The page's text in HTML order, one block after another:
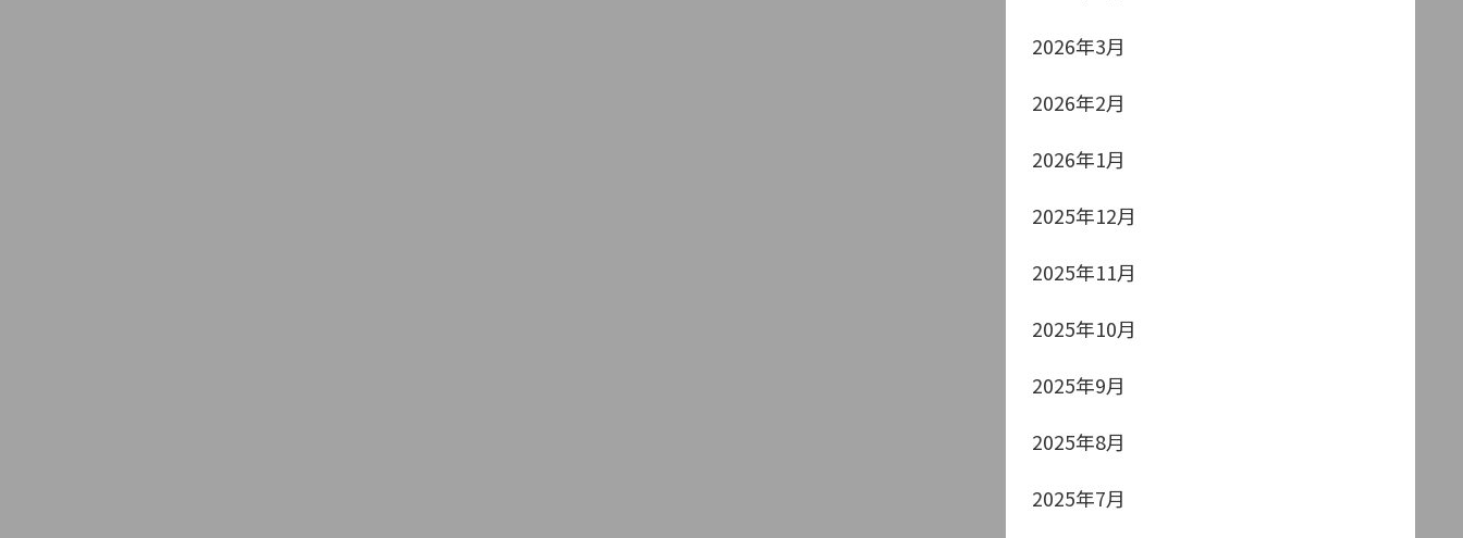
2026年3月
2026年2月
2026年1月
2025年12月
2025年11月
2025年10月
2025年9月
2025年8月
2025年7月